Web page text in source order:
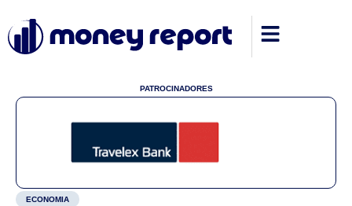
PATROCINADORES
ECONOMIA